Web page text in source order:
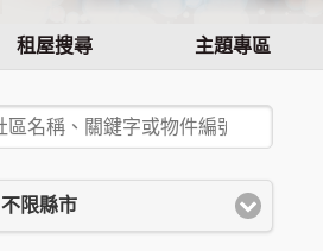
租屋搜尋 主題專區
不限縣市